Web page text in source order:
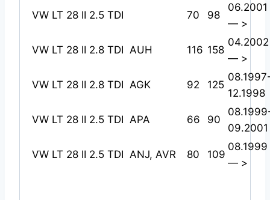
VW LT 28 II 2.5 TDI 70 98
06.2001
— >
VW LT 28 II 2.8 TDI AUH 116 158
04.2002
— >
VW LT 28 II 2.8 TDI AGK 92 125
12.1998
VW LT 28 II 2.5 TDI APA 66 90
09.2001
VW LT 28 II 2.5 TDI ANJ, AVR 80 109
08.1999
— >